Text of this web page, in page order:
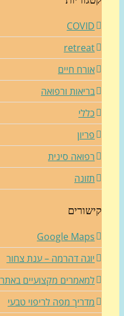
חיים
ורפואה
סינית
Google
דהרמה – ענת צחור
מקצועיים באתר "סינית"
מפה לריפוי טבעי